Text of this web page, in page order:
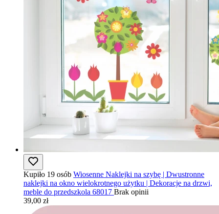
Kupiło 19 osób Wiosenne Naklejki na szybę | Dwustronne
naklejki na okno wielokrotnego użytku | Dekoracje na drzwi,
meble do przedszkola 68017 Brak opinii
39,00 zł